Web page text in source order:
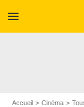
menu
Accueil Cinéma